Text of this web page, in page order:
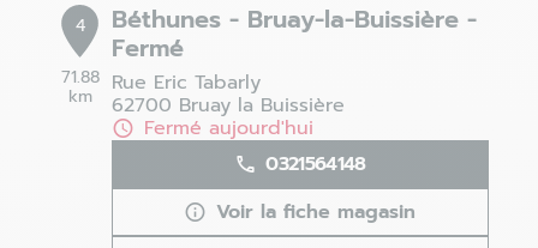
4
71.88
km
Béthunes - Bruay-la-Buissière -
Fermé
Rue Eric Tabarly
62700 Bruay la Buissière
Fermé aujourd'hui
0321564148
Voir la fiche magasin